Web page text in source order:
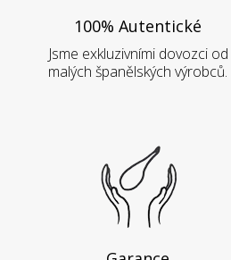
100% Autentické
Jsme exkluzivními dovozci od
malých španělských výrobců.